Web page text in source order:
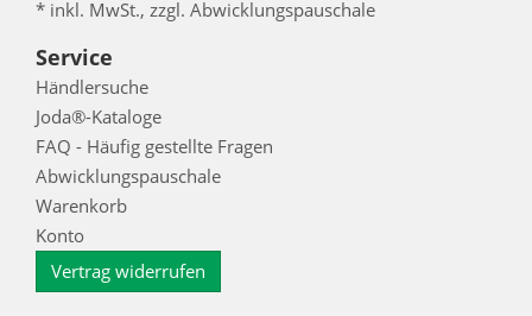
* inkl. MwSt., zzgl. Abwicklungspauschale
Service
Händlersuche
Joda®-Kataloge
FAQ - Häufig gestellte Fragen
Abwicklungspauschale
Warenkorb
Konto
Vertrag widerrufen